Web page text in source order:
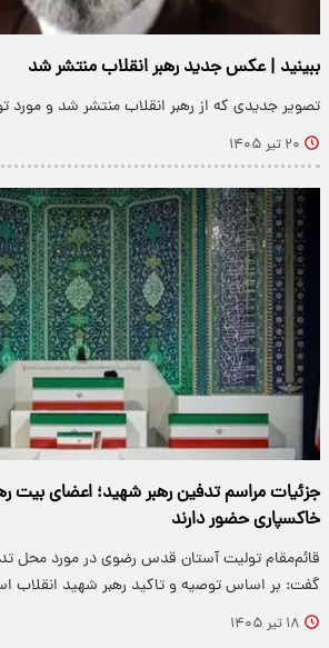
ببینید | عکس جدید رهبر انقلاب منتشر شد
تصویر جدیدی که از رهبر انقلاب منتشر شد و مورد
۲۰ تیر ۱۴۰۵
جزئیات مراسم تدفین رهبر شهید؛ اعضای بیت
خاکسپاری حضور دارند
قائم‌مقام تولیت آستان قدس رضوی در مورد محل
گفت: بر اساس توصیه و تاکید رهبر شهید انقلاب
۱۸ تیر ۱۴۰۵